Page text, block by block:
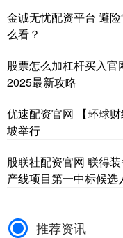
金诚无忧配资平台 避
么看？
股票怎么加杠杆买入
2025最新攻略
优速配资官网 【环球
坡举行
股联社配资官网 联得
产线项目第一中标候选
推荐资讯